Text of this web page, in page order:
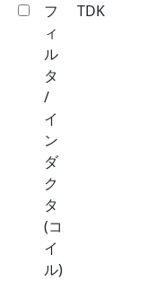
フ
ィ
ル
タ
/
イ
ン
ダ
ク
タ
(コ
イ
ル)
TDK